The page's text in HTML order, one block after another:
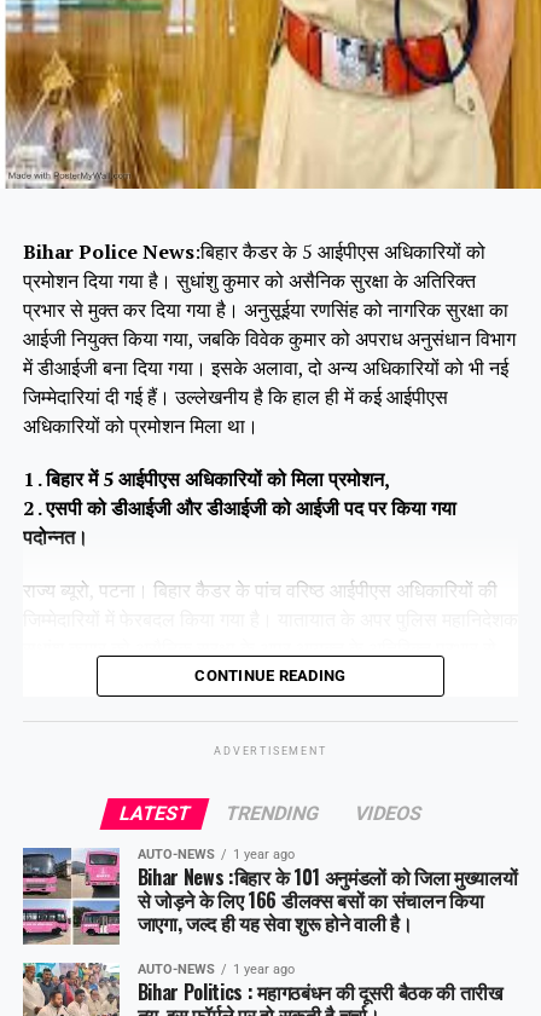
Bihar Police News:बिहार कैडर के 5 आईपीएस अधिकारियों को
प्रमोशन दिया गया है। सुधांशु कुमार को असैनिक सुरक्षा के अतिरिक्त
प्रभार से मुक्त कर दिया गया है। अनुसूईया रणसिंह को नागरिक सुरक्षा का
आईजी नियुक्त किया गया, जबकि विवेक कुमार को अपराध अनुसंधान विभाग
में डीआईजी बना दिया गया। इसके अलावा, दो अन्य अधिकारियों को भी नई
जिम्मेदारियां दी गई हैं। उल्लेखनीय है कि हाल ही में कई आईपीएस
अधिकारियों को प्रमोशन मिला था।
1 . बिहार में 5 आईपीएस अधिकारियों को मिला प्रमोशन,
2 . एसपी को डीआईजी और डीआईजी को आईजी पद पर किया गया
पदोन्नत।
राज्य ब्यूरो, पटना। बिहार कैडर के पांच वरिष्ठ आईपीएस अधिकारियों की
सुधांशु कुमार को असैनिक सुरक्षा के अपर आयुक्त के अतिरिक्त प्रभार से
Facebook X
Like this:
CONTINUE READING
ADVERTISEMENT
LATEST TRENDING VIDEOS
AUTO-NEWS 1 year ago
Bihar News :बिहार के 101 अनुमंडलों को जिला मुख्यालयों
से जोड़ने के लिए 166 डीलक्स बसों का संचालन किया
जाएगा, जल्द ही यह सेवा शुरू होने वाली है।
AUTO-NEWS 1 year ago
Bihar Politics : महागठबंधन की दूसरी बैठक की तारीख